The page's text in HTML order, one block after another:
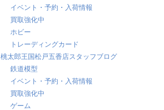
イベント・予約・入荷情報
買取強化中
ホビー
トレーディングカード
桃太郎王国松戸五香店スタッフブログ
鉄道模型
イベント・予約・入荷情報
買取強化中
ゲーム